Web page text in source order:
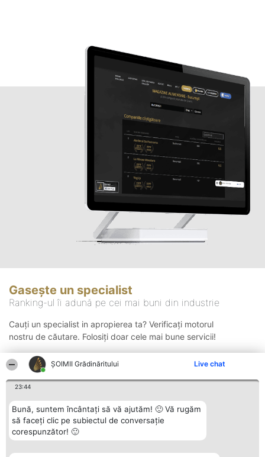
ȘOIMII Grădinăritului Live chat
23:44
Bună, suntem încântați să vă ajutăm! 🙂 Vă rugăm
să faceți clic pe subiectul de conversație
corespunzător! 🙂
Gasește un specialist
Ranking-ul îi adună pe cei mai buni din industrie
Cauți un specialist in apropierea ta? Verificați motorul
nostru de căutare. Folosiți doar cele mai bune servicii!